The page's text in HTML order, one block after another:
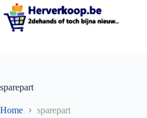
sparepart
Home sparepart